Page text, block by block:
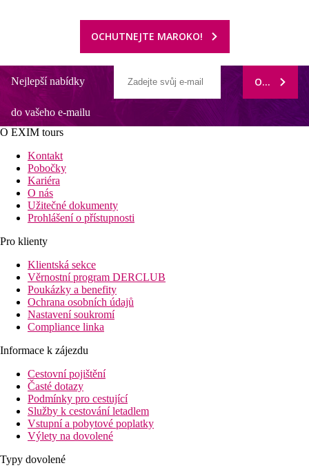
OCHUTNEJTE MAROKO!
Nejlepší nabídky
do vašeho e-mailu
ODEBÍRAT
O EXIM tours
Kontakt
Pobočky
Kariéra
O nás
Užitečné dokumenty
Prohlášení o přístupnosti
Pro klienty
Klientská sekce
Věrnostní program DERCLUB
Poukázky a benefity
Ochrana osobních údajů
Nastavení soukromí
Compliance linka
Informace k zájezdu
Cestovní pojištění
Časté dotazy
Podmínky pro cestující
Služby k cestování letadlem
Vstupní a pobytové poplatky
Výlety na dovolené
Typy dovolené